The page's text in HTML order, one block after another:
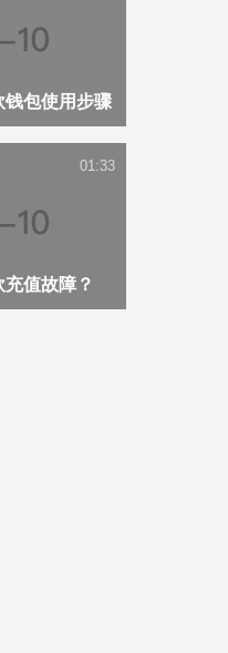
钱包使用步骤
值故障？
01:33